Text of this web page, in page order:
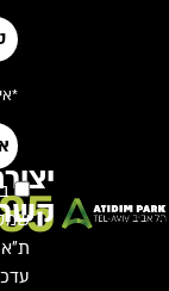
ת"א